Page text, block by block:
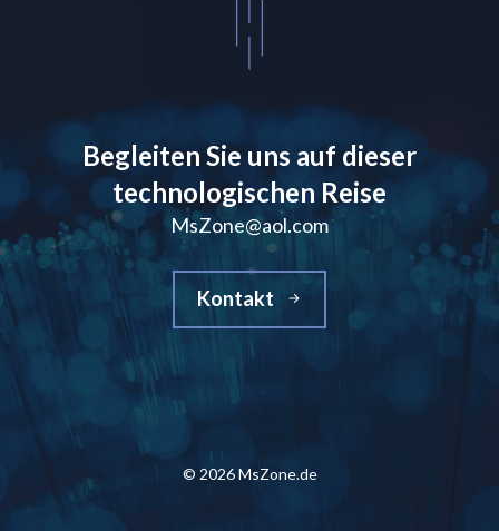
Begleiten Sie uns auf dieser
technologischen Reise
MsZone@aol.com
Kontakt
© 2026 MsZone.de